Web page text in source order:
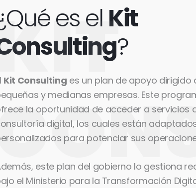
es el Kit
?
Kit Consulting es un plan de apoyo dirigido
y medianas empresas. Este
la oportunidad de acceder a servicios
digital, los cuales están
para potenciar sus
este plan del gobierno lo gestiona
el Ministerio para la Transformación